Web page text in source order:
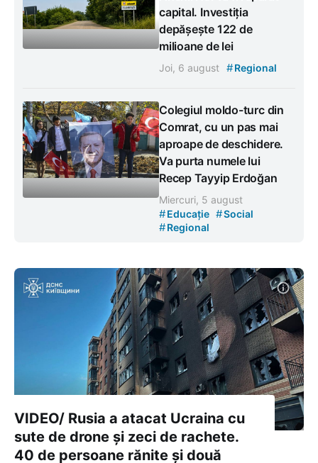
capital. Investiția
depășește 122 de
milioane de lei
Joi, 6 august #Regional
Colegiul moldo-turc din
Comrat, cu un pas mai
aproape de deschidere.
Va purta numele lui
Recep Tayyip Erdoğan
Miercuri, 5 august
#Educație #Social
#Regional
VIDEO/ Rusia a atacat Ucraina cu
sute de drone și zeci de rachete.
40 de persoane rănite și două